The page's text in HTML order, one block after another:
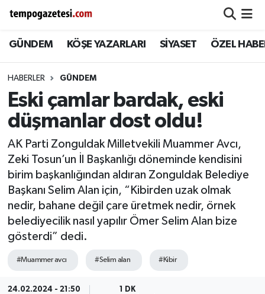
GÜNDEM KÖŞE YAZARLARI SİYASET ÖZEL
HABERLER GÜNDEM
Eski çamlar bardak, eski
düşmanlar dost oldu!
AK Parti Zonguldak Milletvekili Muammer Avcı,
Zeki Tosun’un İl Başkanlığı döneminde kendisini
birim başkanlığından aldıran Zonguldak Belediye
Başkanı Selim Alan için, “Kibirden uzak olmak
nedir, bahane değil çare üretmek nedir, örnek
belediyecilik nasıl yapılır Ömer Selim Alan bize
gösterdi” dedi.
#Muammer avcı #Selim alan #Kibir
24.02.2024 - 21:50 1 DK
Alaplı
Çaycuma
Devrek
Gökçebey
GÜNDEM
Kilimli
Kozlu
Siyaset
Zonguldak Nöbetçi Eczaneler
Zonguldak Hava Durumu
Zonguldak Namaz Vakitleri
Süper Lig Puan Durumu ve Fikstür
Tüm Manşetler
Son Dakika Haberleri
Haber Arşivi